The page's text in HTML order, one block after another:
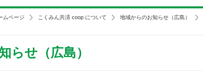
ムページ こくみん共済 coop について 地域からのお知らせ（広島）
らせ（広島）